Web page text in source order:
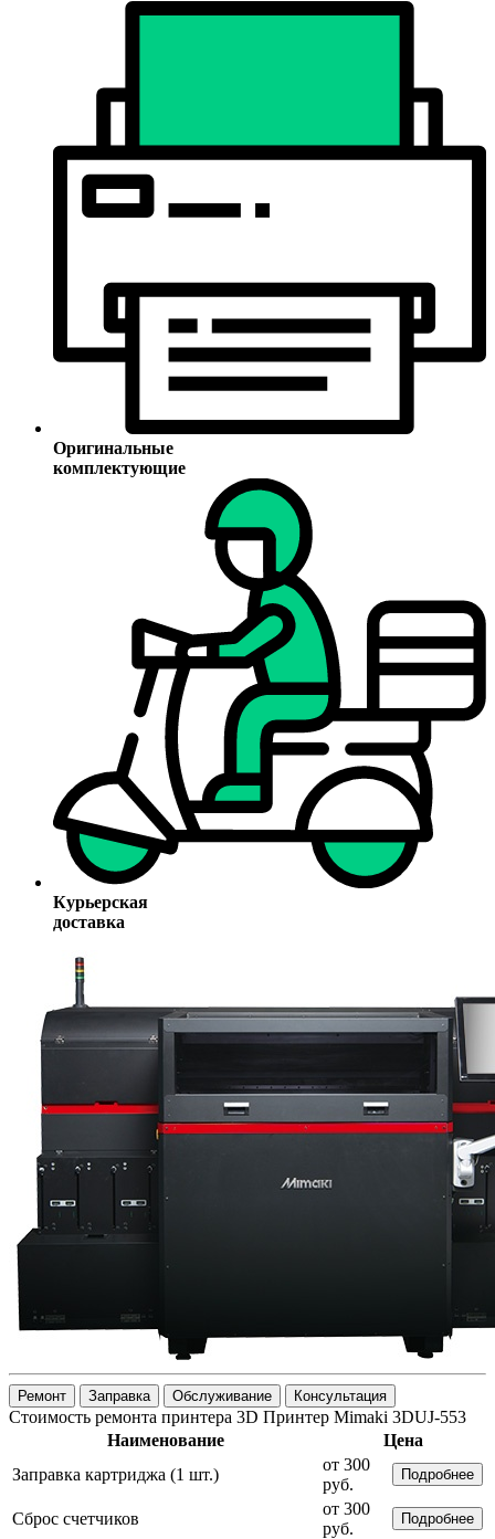
Оригинальные
комплектующие
Курьерская
доставка
Ремонт Заправка Обслуживание Консультация
Стоимость ремонта принтера 3D Принтер Mimaki 3DUJ-553
Наименование
Цена
Заправка картриджа (1 шт.)
от 300
руб.
Подробнее
Сброс счетчиков
от 300
руб.
Подробнее